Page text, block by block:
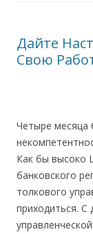
Дайте
Свою
Четыре месяца
Как бы высоко
банковского
толкового
приходиться.